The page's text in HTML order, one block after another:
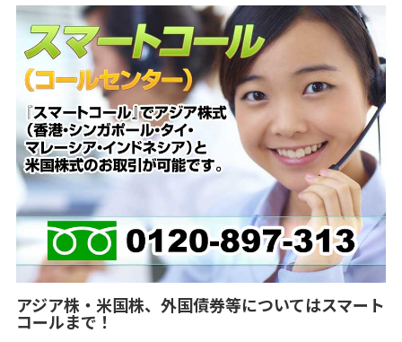
アジア株・米国株、外国債券等についてはスマート
コールまで！